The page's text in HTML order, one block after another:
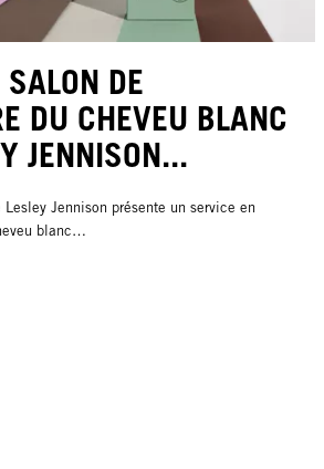
DE
DU CHEVEU BLANC
JENNISON...
Jennison présente un service en
blanc…